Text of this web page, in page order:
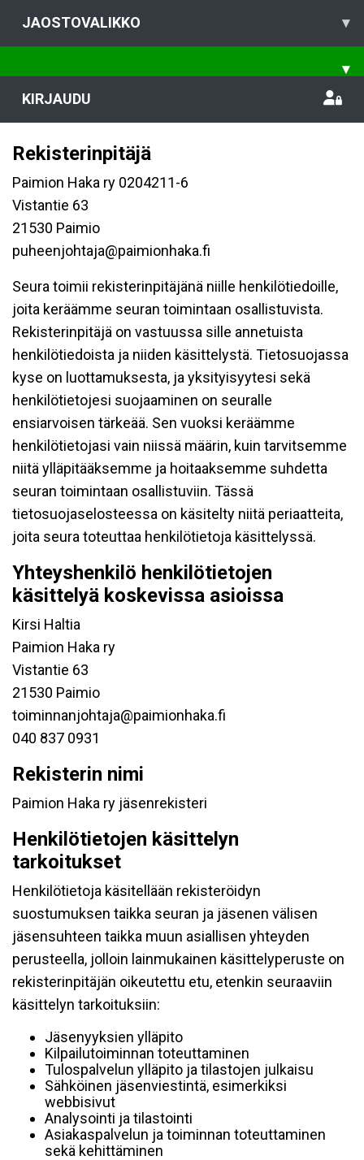
JAOSTOVALIKKO ▾
▾
KIRJAUDU
Rekisterinpitäjä
Paimion Haka ry 0204211-6
Vistantie 63
21530 Paimio
puheenjohtaja@paimionhaka.fi
Seura toimii rekisterinpitäjänä niille henkilötiedoille,
joita keräämme seuran toimintaan osallistuvista.
Rekisterinpitäjä on vastuussa sille annetuista
henkilötiedoista ja niiden käsittelystä. Tietosuojassa
kyse on luottamuksesta, ja yksityisyytesi sekä
henkilötietojesi suojaaminen on seuralle
ensiarvoisen tärkeää. Sen vuoksi keräämme
henkilötietojasi vain niissä määrin, kuin tarvitsemme
niitä ylläpitääksemme ja hoitaaksemme suhdetta
seuran toimintaan osallistuviin. Tässä
tietosuojaselosteessa on käsitelty niitä periaatteita,
joita seura toteuttaa henkilötietoja käsittelyssä.
Yhteyshenkilö henkilötietojen
käsittelyä koskevissa asioissa
Kirsi Haltia
Paimion Haka ry
Vistantie 63
21530 Paimio
toiminnanjohtaja@paimionhaka.fi
040 837 0931
Rekisterin nimi
Paimion Haka ry jäsenrekisteri
Henkilötietojen käsittelyn
tarkoitukset
Henkilötietoja käsitellään rekisteröidyn
suostumuksen taikka seuran ja jäsenen välisen
jäsensuhteen taikka muun asiallisen yhteyden
perusteella, jolloin lainmukainen käsittelyperuste on
rekisterinpitäjän oikeutettu etu, etenkin seuraaviin
käsittelyn tarkoituksiin:
Jäsenyyksien ylläpito
Kilpailutoiminnan toteuttaminen
Tulospalvelun ylläpito ja tilastojen julkaisu
Sähköinen jäsenviestintä, esimerkiksi
webbisivut
Analysointi ja tilastointi
Asiakaspalvelun ja toiminnan toteuttaminen
sekä kehittäminen